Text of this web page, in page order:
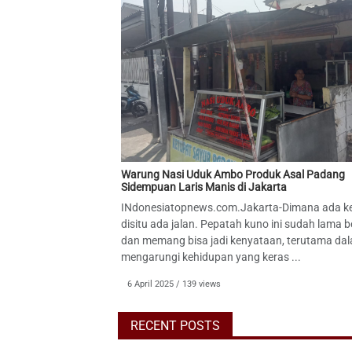
Warung Nasi Uduk Ambo Produk Asal Padang
Sidempuan Laris Manis di Jakarta
INdonesiatopnews.com.Jakarta-Dimana ada
disitu ada jalan. Pepatah kuno ini sudah lama
dan memang bisa jadi kenyataan, terutama
mengarungi kehidupan yang keras ...
6 April 2025 / 139 views
RECENT POSTS